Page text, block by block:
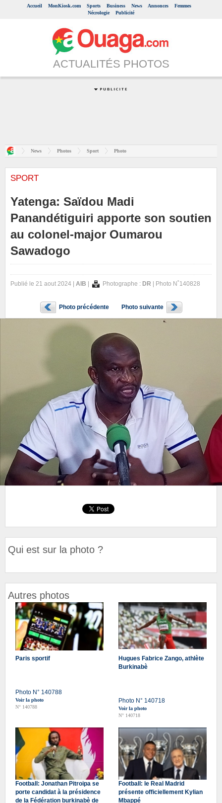
Accueil MonKiosk.com Sports Business News Annonces
Femmes
Nécrologie
Publicité
ACTUALITÉS PHOTOS
News Photos Sport Photo
SPORT
Yatenga: Saïdou Madi
Panandétiguiri apporte son soutien
au colonel-major Oumarou
Sawadogo
Publié le 21 aout 2024 | AIB Photographe : DR | Photo N˚140828
Photo précédente Photo suivante
Qui est sur la photo ?
Autres photos
Paris sportif
Photo N° 140788
Voir la photo
N° 140788
Hugues Fabrice Zango, athlète
Burkinabè
Photo N° 140718
Voir la photo
N° 140718
Football: Jonathan Pitroipa se
porte candidat à la présidence
de la Fédération burkinabè de
Football: le Real Madrid
présente officiellement Kylian
Mbappé